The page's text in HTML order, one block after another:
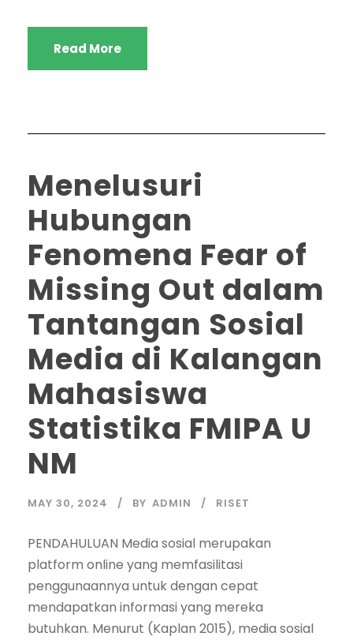
Read More
Menelusuri
Hubungan
Fenomena Fear of
Missing Out dalam
Tantangan Sosial
Media di Kalangan
Mahasiswa
Statistika FMIPA U
NM
MAY 30, 2024 BY ADMIN RISET
PENDAHULUAN Media sosial merupakan
platform online yang memfasilitasi
penggunaannya untuk dengan cepat
mendapatkan informasi yang mereka
butuhkan. Menurut (Kaplan 2015), media sosial